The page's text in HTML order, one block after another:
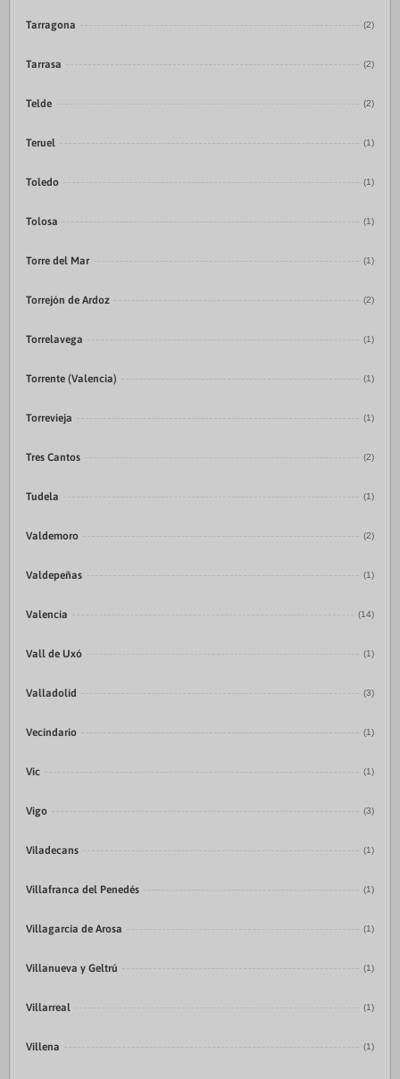
Tarragona (2)
Tarrasa (2)
Telde (2)
Teruel (1)
Toledo (1)
Tolosa (1)
Torre del Mar (1)
Torrejón de Ardoz (2)
Torrelavega (1)
Torrente (Valencia) (1)
Torrevieja (1)
Tres Cantos (2)
Tudela (1)
Valdemoro (2)
Valdepeñas (1)
Valencia (14)
Vall de Uxó (1)
Valladolid (3)
Vecindario (1)
Vic (1)
Vigo (3)
Viladecans (1)
Villafranca del Penedés (1)
Villagarcía de Arosa (1)
Villanueva y Geltrú (1)
Villarreal (1)
Villena (1)